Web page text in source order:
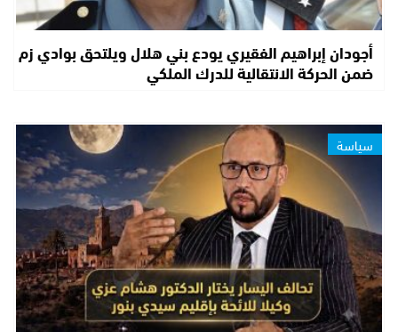
أجودان إبراهيم الفقيري يودع بني هلال ويلتحق بوادي زم
ضمن الحركة الانتقالية للدرك الملكي
سياسة